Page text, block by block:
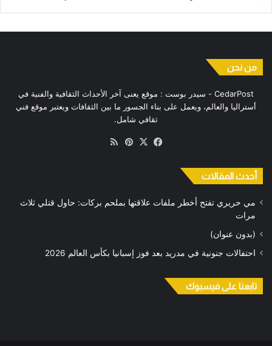
من نحن
CedarPost - سيدر بوست : موقع يعنى آخر الأحداث الثقافية والفنية في
أستراليا والعالم، ويعمل على بناء الجسور ما بين الثقافات ويعتبر موقع فني
ثقافي شامل.
فيسبوك
‫X بينتيريست
أحدث المقالات
مي حريري تفتح أخطر ملفات علاقتها بملحم بركات: حاول قتلي ثلاث
مرات
(بدون عنوان)
احتفالات جنونية في مدريد بعد فوز إسبانيا بكأس العالم 2026
تابعنا على فيسبوك